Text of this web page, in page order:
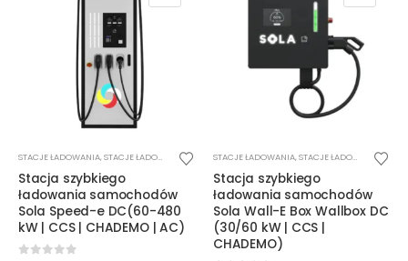
STACJE ŁADOWANIA,STACJE ŁADOWANIA DC
Stacja szybkiego
ładowania samochodów
Sola Speed-e DC(60-480
kW | CCS | CHADEMO | AC)
STACJE ŁADOWANIA,STACJE ŁADOWANIA DC
Stacja szybkiego
ładowania samochodów
Sola Wall-E Box Wallbox DC
(30/60 kW | CCS |
CHADEMO)